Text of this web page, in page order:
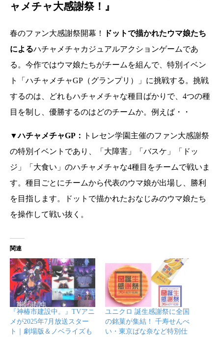
ャメチャ大感謝祭！』
春のファン大感謝祭開幕！
ドットで描かれたウマ娘たち
によるハチャメチャカジュアルアクションゲームであ
る。今作ではウマ娘たちがチームを組んで、特別イベン
ト「ハチャメチャGP（グランプリ）」に挑戦する。挑戦
するのは、どれもハチャメチャな種目ばかりで、4つの種
目を制し、優勝するのはどのチームか。例えば・・
▼ハチャメチャGP：
トレセン学園主催のファン大感謝祭
の特別イベントであり、「大障害」「バスケ」「ドッ
ジ」「大食い」のハチャメチャな4種目をチームで戦いま
す。種目ごとにチームから代表のウマ娘が出場し、勝利
を目指します。ドットで描かれたおなじみのウマ娘たち
を操作して戦い抜く。
関連
『神椿市建設中。』TVアニ
メが2025年7月放送スター
ト｜劇場版＆ノベライズも
ユニクロ 誕生感謝祭に全国
の銘菓が集結！ 千寿せんべ
い・東京ばな奈など特別仕